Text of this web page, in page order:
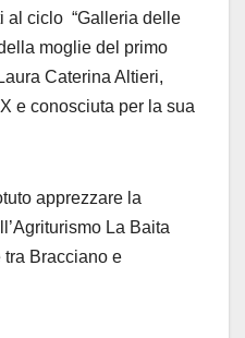
al ciclo “Galleria delle
moglie del primo
Caterina Altieri,
e conosciuta per la sua
apprezzare la
La Baita
Bracciano e